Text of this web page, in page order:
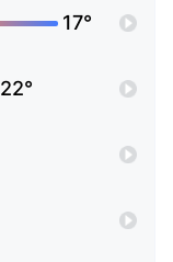
17°
22°